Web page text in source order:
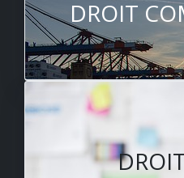
DROIT